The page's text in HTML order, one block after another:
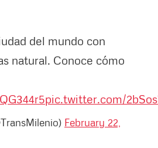
del mundo con
natural. Conoce cómo
pic.twitter.com/
February 22,